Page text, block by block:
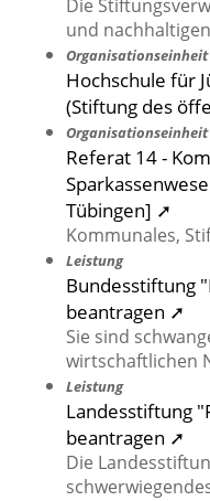
Die
und
Organisationseinheit
Hochschule für
(Stiftung des
Organisationseinheit
Referat 14 -
Tübingen] ➚
Kommunales,
Leistung
Bundesstiftung
beantragen ➚
Sie sind
wirtschaftlichen
Leistung
Landesstiftung
beantragen ➚
Die